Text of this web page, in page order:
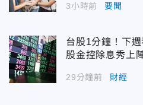
3小時前 要聞
台股1分鐘！下
股金控除息秀上
29分鐘前 財經